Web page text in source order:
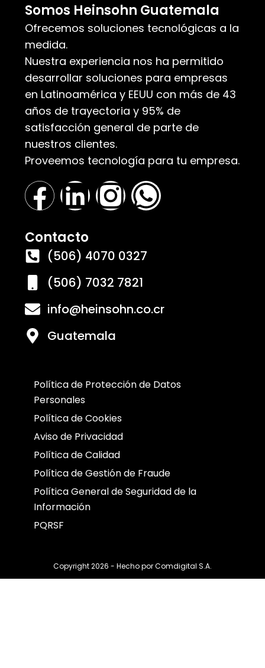
Somos Heinsohn Guatemala
Ofrecemos soluciones tecnológicas a la
medida.
Nuestra experiencia nos ha permitido
desarrollar soluciones para empresas
en Latinoamérica y EEUU con más de 43
años de trayectoria y 95% de
satisfacción general de parte de
nuestros clientes.
Proveemos tecnología para tu empresa.
Contacto
(506) 4070 0327
(506) 7032 7821
info@heinsohn.co.cr
Guatemala
Política de Protección de Datos
Personales
Política de Cookies
Aviso de Privacidad
Política de Calidad
Política de Gestión de Fraude
Política General de Seguridad de la
Información
PQRSF
Copyright 2026 - Hecho porComdigital S.A.